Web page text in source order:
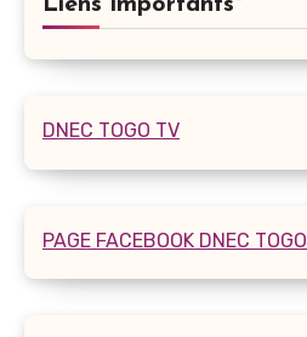
DNEC TOGO TV
PAGE FACEBOOK DNEC TOGO